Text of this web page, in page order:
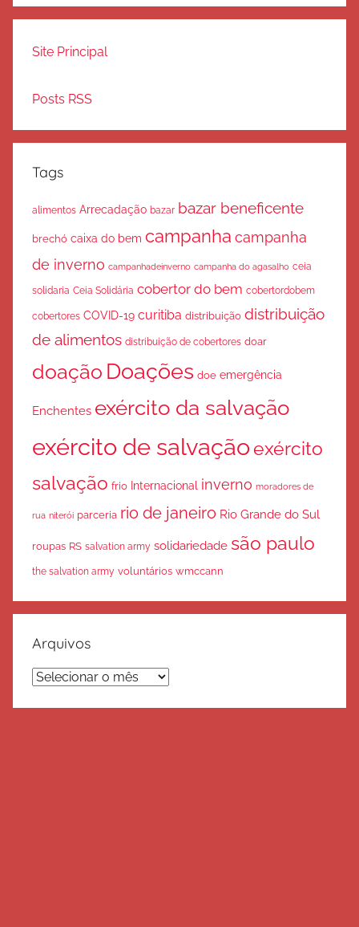
Site Principal
Posts RSS
Tags
alimentos Arrecadação bazar bazar beneficente
brechó caixa do bem campanha campanha
de inverno campanhadeinverno campanha do agasalho ceia
solidaria Ceia Solidária cobertor do bem cobertordobem
cobertores COVID-19 curitiba distribuição distribuição
de alimentos distribuição de cobertores doar
doação Doações doe emergência
Enchentes exército da salvação
exército de salvaçãoexército
salvação frio Internacional inverno moradores de
rua niterói parceria rio de janeiro Rio Grande do Sul
roupas RS salvation army solidariedade são paulo
the salvation army voluntários wmccann
Arquivos
Arquivos